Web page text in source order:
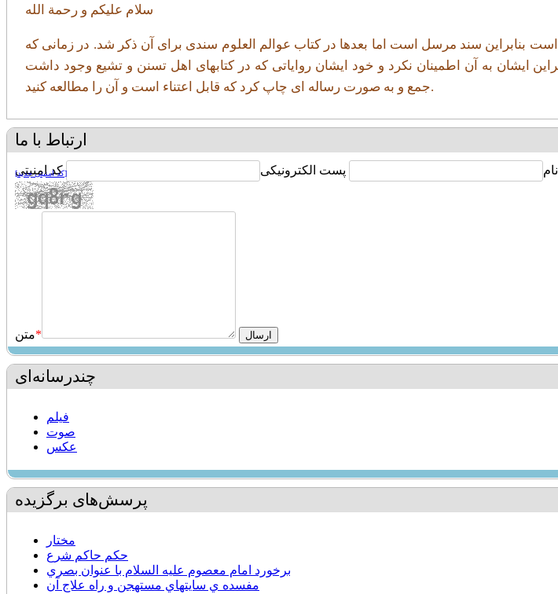
سلام علیکم و رحمة الله
بنابراین سند مرسل است اما بعدها در کتاب عوالم العلوم سندی برای آن ذکر شد. در زمانی که
ایشان به آن اطمینان نکرد و خود ایشان روایاتی که در کتابهای اهل تسنن و تشیع وجود داشت
جمع و به صورت رساله ای چاپ کرد که قابل اعتناء است و آن را مطالعه کنید.
ارتباط با ما
نام پست الکترونیکی کد امنیتی[کد امنیتی جدید]
متن*
چندرسانه‌ای
فیلم
صوت
عکس
پرسش‌های برگزیده
مختار
حكم حاكم شرع
برخورد امام معصوم عليه السلام با عنوان بصري
مفسده ي سايتهاي مستهجن و راه علاج آن